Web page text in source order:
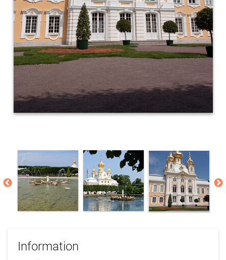
Information